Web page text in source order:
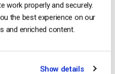
work properly and securely.
the best experience on our
and enriched content.
Show details
conferenze e riunioni virtuali [2021 Update]